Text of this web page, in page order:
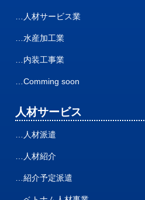
…人材サービス業
…水産加工業
…内装工事業
…Comming soon
人材サービス
…人材派遣
…人材紹介
…紹介予定派遣